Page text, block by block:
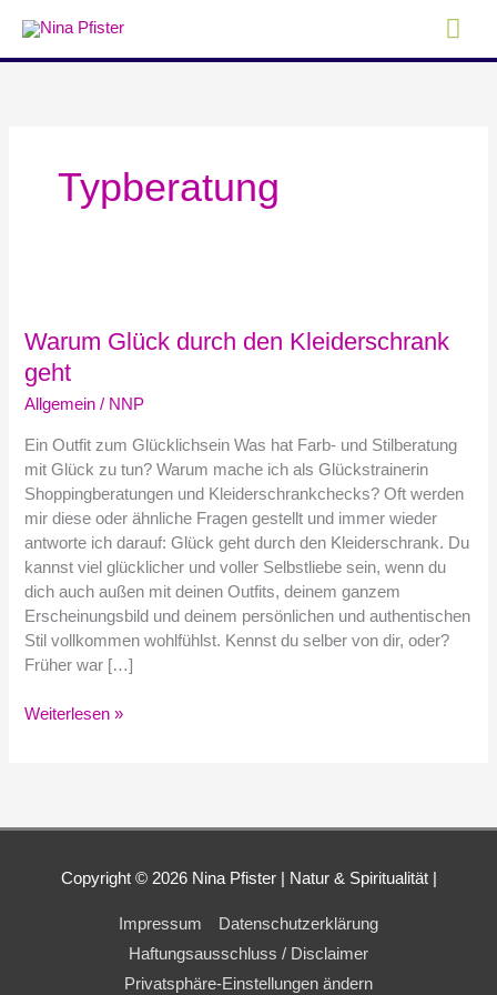
Inhalt
springen
Typberatung
Warum Glück durch den Kleiderschrank
geht
Allgemein / NNP
Ein Outfit zum Glücklichsein Was hat Farb- und Stilberatung
mit Glück zu tun? Warum mache ich als Glückstrainerin
Shoppingberatungen und Kleiderschrankchecks? Oft werden
mir diese oder ähnliche Fragen gestellt und immer wieder
antworte ich darauf: Glück geht durch den Kleiderschrank. Du
kannst viel glücklicher und voller Selbstliebe sein, wenn du
dich auch außen mit deinen Outfits, deinem ganzem
Erscheinungsbild und deinem persönlichen und authentischen
Stil vollkommen wohlfühlst. Kennst du selber von dir, oder?
Früher war […]
durch
Kleiderschrank
geht
Weiterlesen »
Copyright © 2026 Nina Pfister| Natur & Spiritualität |
Impressum
Datenschutzerklärung
Haftungsausschluss / Disclaimer
Privatsphäre-Einstellungen ändern